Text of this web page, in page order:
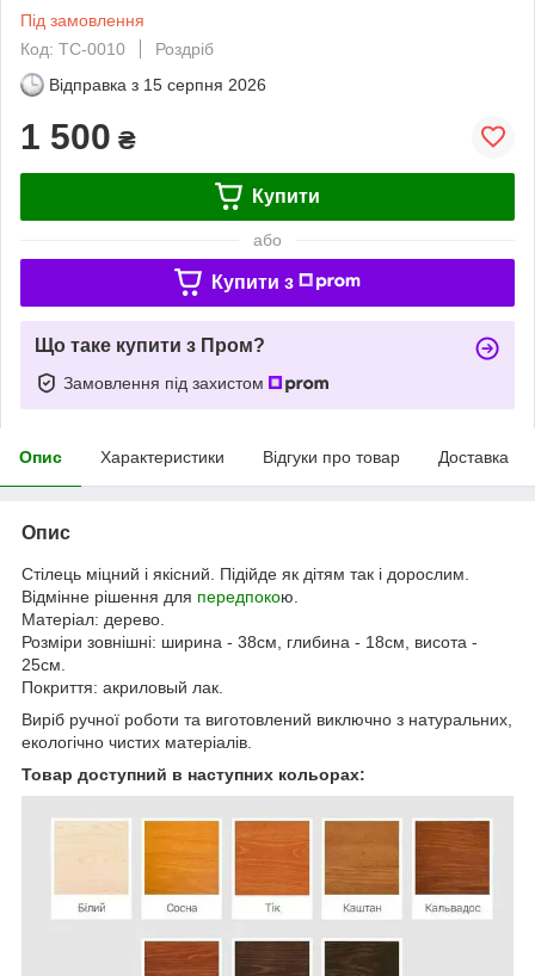
Під замовлення
Код: ТС-0010
Роздріб
Відправка з 15 серпня 2026
1 500 ₴
Купити
або
Купити з
Що таке купити з Пром?
Замовлення під захистом
Опис Характеристики Відгуки про товар Доставка
Опис
Стілець міцний і якісний. Підійде як дітям так і дорослим.
Відмінне рішення для передпокою.
Матеріал: дерево.
Розміри зовнішні: ширина - 38см, глибина - 18см, висота -
25см.
Покриття: акриловый лак.
Виріб ручної роботи та виготовлений виключно з натуральних,
екологічно чистих матеріалів.
Товар доступний в наступних кольорах: